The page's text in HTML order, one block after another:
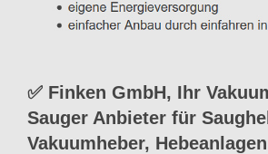
✅ Finken GmbH, Ihr
Sauger Anbieter für
Vakuumheber,